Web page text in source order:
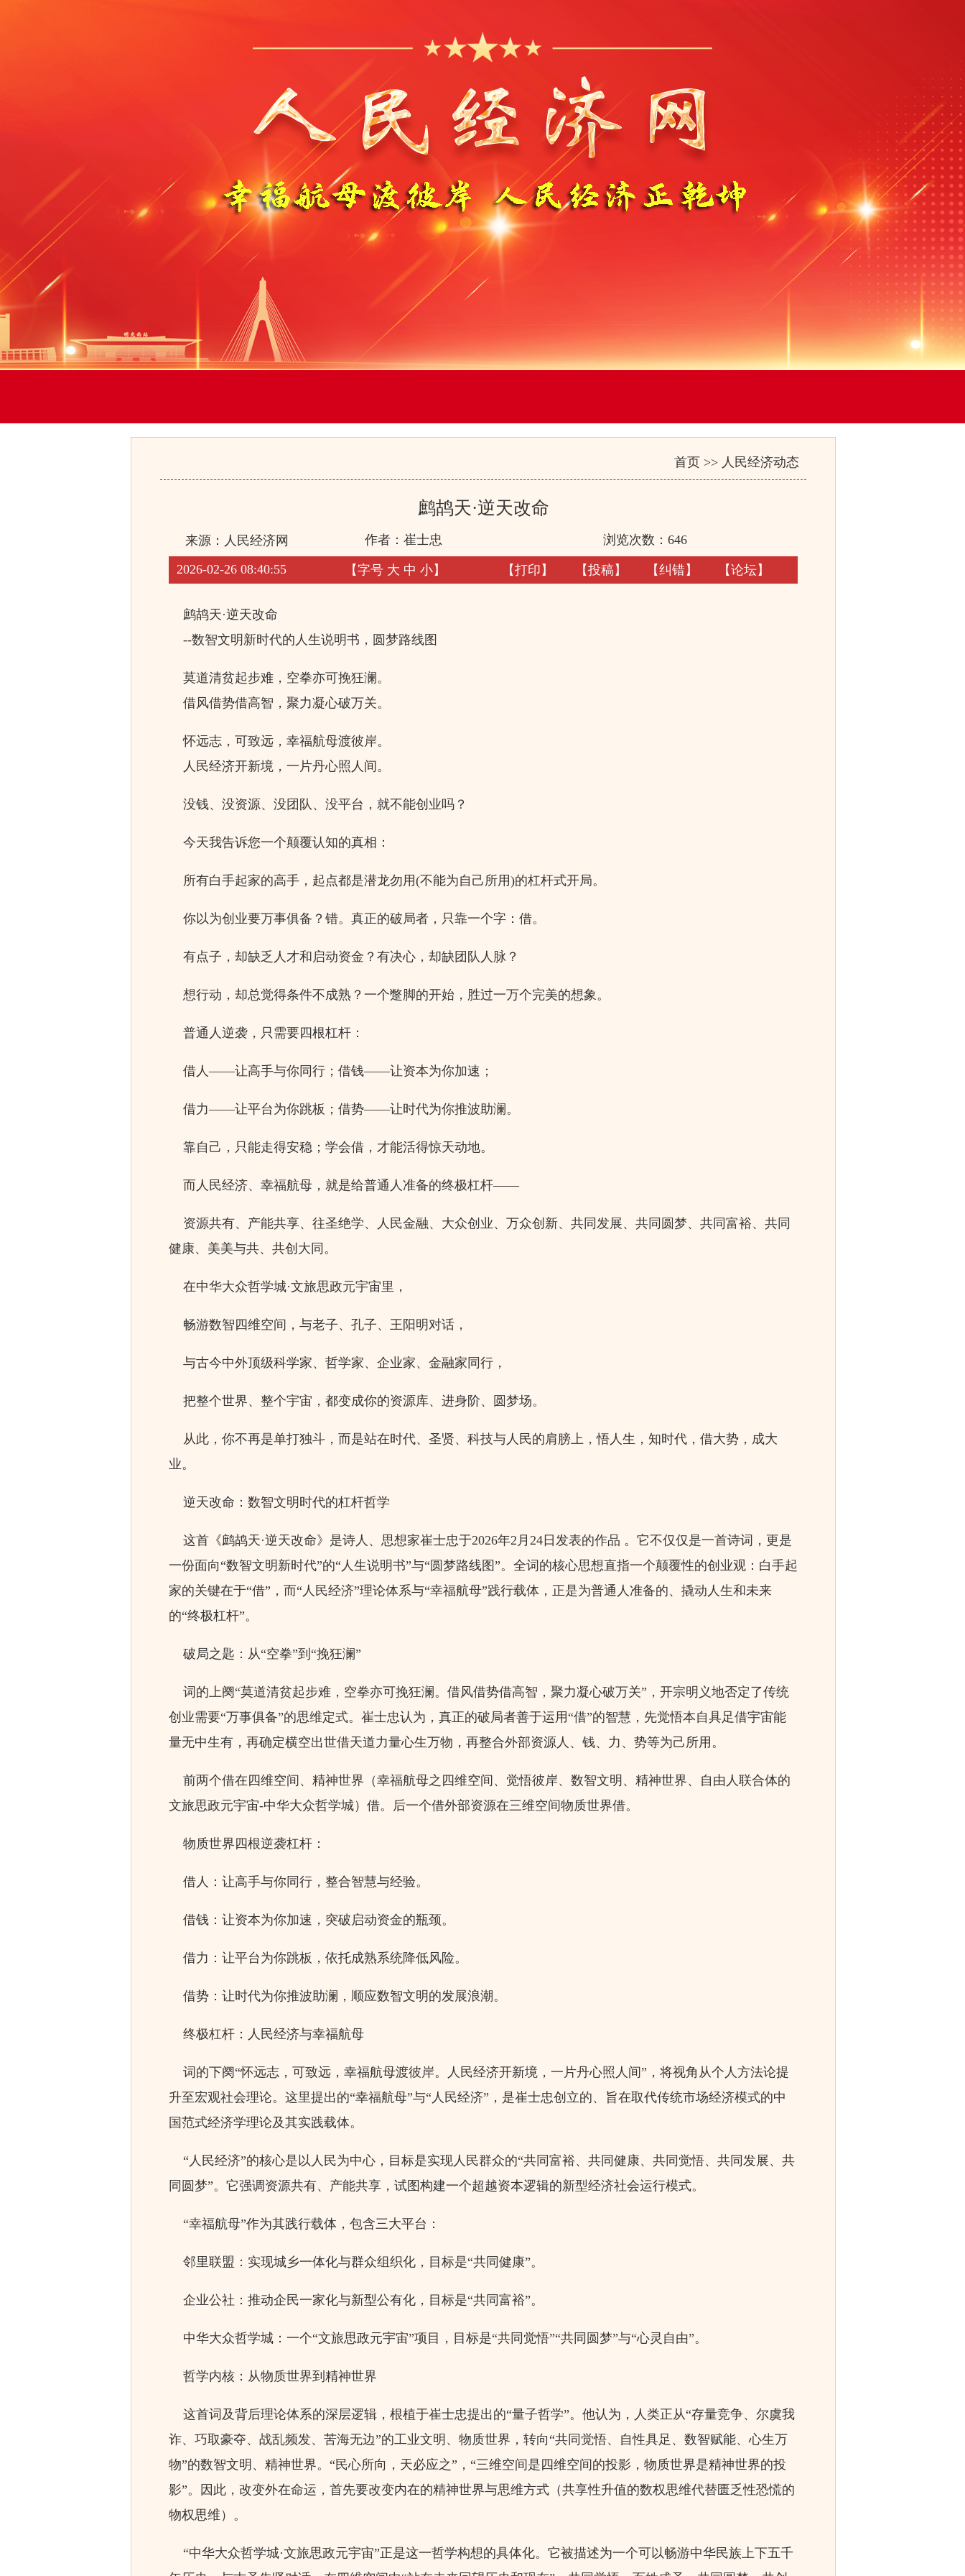
首页 >> 人民经济动态
鹧鸪天·逆天改命
来源： 人民经济网 作者：崔士忠 浏览次数： 646
2026-02-26 08:40:55 【字号 大 中 小】 【打印 】 【投稿 】 【纠错】 【论坛】
鹧鸪天·逆天改命
--数智文明新时代的人生说明书，圆梦路线图
莫道清贫起步难，空拳亦可挽狂澜。
借风借势借高智，聚力凝心破万关。
怀远志，可致远，幸福航母渡彼岸。
人民经济开新境，一片丹心照人间。
没钱、没资源、没团队、没平台，就不能创业吗？
今天我告诉您一个颠覆认知的真相：
所有白手起家的高手，起点都是潜龙勿用(不能为自己所用)的杠杆式开局。
你以为创业要万事俱备？错。真正的破局者，只靠一个字：借。
有点子，却缺乏人才和启动资金？有决心，却缺团队人脉？
想行动，却总觉得条件不成熟？一个蹩脚的开始，胜过一万个完美的想象。
普通人逆袭，只需要四根杠杆：
借人——让高手与你同行；借钱——让资本为你加速；
借力——让平台为你跳板；借势——让时代为你推波助澜。
靠自己，只能走得安稳；学会借，才能活得惊天动地。
而人民经济、幸福航母，就是给普通人准备的终极杠杆——
资源共有、产能共享、往圣绝学、人民金融、大众创业、万众创新、共同发展、共同圆梦、共同富裕、共同
健康、美美与共、共创大同。
在中华大众哲学城·文旅思政元宇宙里，
畅游数智四维空间，与老子、孔子、王阳明对话，
与古今中外顶级科学家、哲学家、企业家、金融家同行，
把整个世界、整个宇宙，都变成你的资源库、进身阶、圆梦场。
从此，你不再是单打独斗，而是站在时代、圣贤、科技与人民的肩膀上，悟人生，知时代，借大势，成大
业。
逆天改命：数智文明时代的杠杆哲学
这首《鹧鸪天·逆天改命》是诗人、思想家崔士忠于2026年2月24日发表的作品 。它不仅仅是一首诗词，更是
一份面向“数智文明新时代”的“人生说明书”与“圆梦路线图”。全词的核心思想直指一个颠覆性的创业观：白手起
家的关键在于“借”，而“人民经济”理论体系与“幸福航母”践行载体，正是为普通人准备的、撬动人生和未来
的“终极杠杆”。
破局之匙：从“空拳”到“挽狂澜”
词的上阕“莫道清贫起步难，空拳亦可挽狂澜。借风借势借高智，聚力凝心破万关”，开宗明义地否定了传统
创业需要“万事俱备”的思维定式。崔士忠认为，真正的破局者善于运用“借”的智慧，先觉悟本自具足借宇宙能
量无中生有，再确定横空出世借天道力量心生万物，再整合外部资源人、钱、力、势等为己所用。
前两个借在四维空间、精神世界（幸福航母之四维空间、觉悟彼岸、数智文明、精神世界、自由人联合体的
文旅思政元宇宙-中华大众哲学城）借。后一个借外部资源在三维空间物质世界借。
物质世界四根逆袭杠杆：
借人：让高手与你同行，整合智慧与经验。
借钱：让资本为你加速，突破启动资金的瓶颈。
借力：让平台为你跳板，依托成熟系统降低风险。
借势：让时代为你推波助澜，顺应数智文明的发展浪潮。
终极杠杆：人民经济与幸福航母
词的下阕“怀远志，可致远，幸福航母渡彼岸。人民经济开新境，一片丹心照人间”，将视角从个人方法论提
升至宏观社会理论。这里提出的“幸福航母”与“人民经济”，是崔士忠创立的、旨在取代传统市场经济模式的中
国范式经济学理论及其实践载体。
“人民经济”的核心是以人民为中心，目标是实现人民群众的“共同富裕、共同健康、共同觉悟、共同发展、共
同圆梦”。它强调资源共有、产能共享，试图构建一个超越资本逻辑的新型经济社会运行模式。
“幸福航母”作为其践行载体，包含三大平台：
邻里联盟：实现城乡一体化与群众组织化，目标是“共同健康”。
企业公社：推动企民一家化与新型公有化，目标是“共同富裕”。
中华大众哲学城：一个“文旅思政元宇宙”项目，目标是“共同觉悟”“共同圆梦”与“心灵自由”。
哲学内核：从物质世界到精神世界
这首词及背后理论体系的深层逻辑，根植于崔士忠提出的“量子哲学”。他认为，人类正从“存量竞争、尔虞我
诈、巧取豪夺、战乱频发、苦海无边”的工业文明、物质世界，转向“共同觉悟、自性具足、数智赋能、心生万
物”的数智文明、精神世界。“民心所向，天必应之”，“三维空间是四维空间的投影，物质世界是精神世界的投
影”。因此，改变外在命运，首先要改变内在的精神世界与思维方式（共享性升值的数权思维代替匮乏性恐慌的
物权思维）。
“中华大众哲学城·文旅思政元宇宙”正是这一哲学构想的具体化。它被描述为一个可以畅游中华民族上下五千